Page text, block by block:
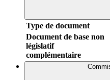
Type de document
Document de base non
législatif
complémentaire